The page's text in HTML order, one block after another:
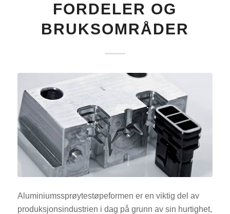
FORDELER OG
BRUKSOMRÅDER
Aluminiumssprøytestøpeformen er en viktig del av
produksjonsindustrien i dag på grunn av sin hurtighet,